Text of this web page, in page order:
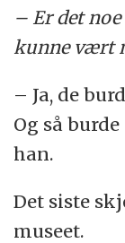
– Er det
kunne vært
– Ja, de
Og så
han.
Det siste
museet.